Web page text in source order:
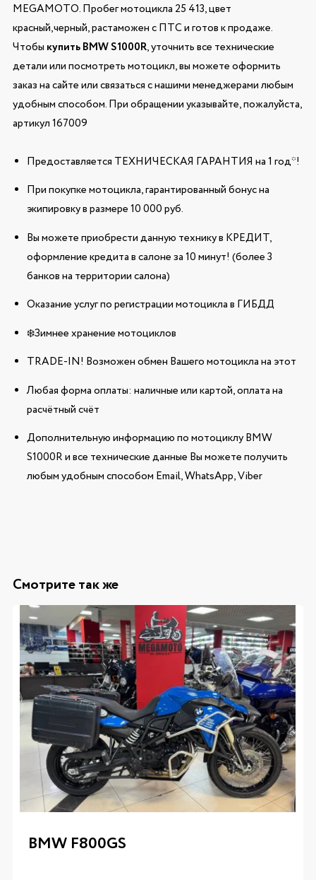
MEGAMOTO. Пробег мотоцикла 25 413, цвет
красный,черный, растаможен с ПТС и готов к продаже.
Чтобы купить BMW S1000R, уточнить все технические
детали или посмотреть мотоцикл, вы можете оформить
заказ на сайте или связаться с нашими менеджерами любым
удобным способом. При обращении указывайте, пожалуйста,
артикул 167009
Предоставляется ТЕХНИЧЕСКАЯ ГАРАНТИЯ на 1 год*!
При покупке мотоцикла, гарантированный бонус на
экипировку в размере 10 000 руб.
Вы можете приобрести данную технику в КРЕДИТ,
оформление кредита в салоне за 10 минут! (более 3
банков на территории салона)
Оказание услуг по регистрации мотоцикла в ГИБДД
❄️Зимнее хранение мотоциклов
TRADE-IN! Возможен обмен Вашего мотоцикла на этот
Любая форма оплаты: наличные или картой, оплата на
расчётный счёт
Дополнительную информацию по мотоциклу BMW
S1000R и все технические данные Вы можете получить
любым удобным способом Email, WhatsApp, Viber
Смотрите так же
BMW F800GS